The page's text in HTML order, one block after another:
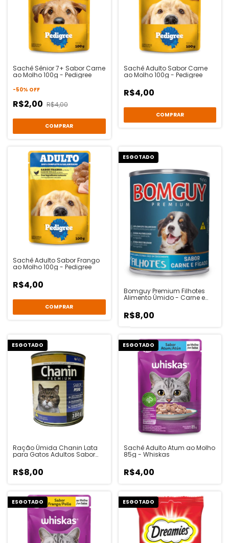
Sachê Sênior 7+ Sabor Carne
ao Molho 100g - Pedigree
-50% OFF
R$2,00 R$4,00
Sachê Adulto Sabor Carne
ao Molho 100g - Pedigree
R$4,00
Sachê Adulto Sabor Frango
ao Molho 100g - Pedigree
R$4,00
ESGOTADO
Bomguy Premium Filhotes
Alimento Úmido - Carne e
R$8,00
ESGOTADO
Ração Úmida Chanin Lata
para Gatos Adultos Sabor
R$8,00
ESGOTADO
Sachê Adulto Atum ao Molho
85g - Whiskas
R$4,00
ESGOTADO ESGOTADO